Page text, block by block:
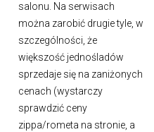
salonu. Na serwisach
można zarobić drugie tyle, w
szczególności, że
większość jednośladów
sprzedaje się na zaniżonych
cenach (wystarczy
sprawdzić ceny
zippa/rometa na stronie, a